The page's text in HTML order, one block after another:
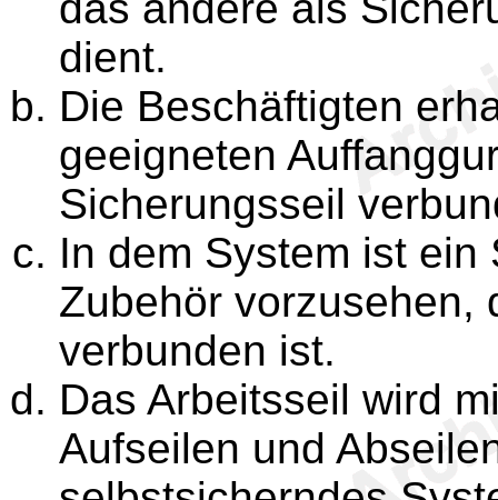
dient.
Die Beschäftigten
geeigneten
Sicherungsseil
In dem System ist
Zubehör vorzusehen,
verbunden ist.
Das Arbeitsseil wird
Aufseilen und